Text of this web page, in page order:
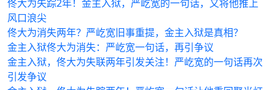
佟大为失踪2年！金主入狱，严屹宽的一句话，又将他推上
风口浪尖
佟大为消失两年？严屹宽旧事重提，金主入狱是真相？
金主入狱佟大为消失：严屹宽一句话，再引争议
金主入狱，佟大为失联两年引发关注！严屹宽的一句话再次
引发争议